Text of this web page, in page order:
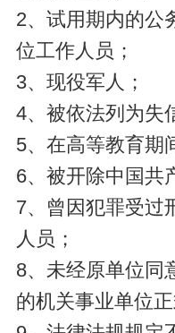
2、试用期内的公
位工作人员；
3、现役军人；
4、被依法列为失
5、在高等教育期
6、被开除中国共
7、曾因犯罪受过
人员；
8、未经原单位同
的机关事业单位